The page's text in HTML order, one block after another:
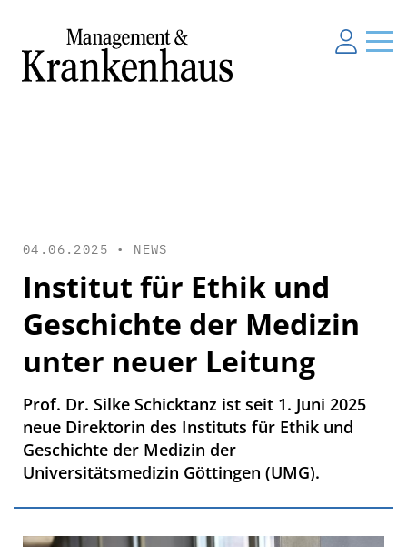
04.06.2025 • NEWS
Institut für Ethik und
Geschichte der Medizin
unter neuer Leitung
Prof. Dr. Silke Schicktanz ist seit 1. Juni 2025
neue Direktorin des Instituts für Ethik und
Geschichte der Medizin der
Universitätsmedizin Göttingen (UMG).